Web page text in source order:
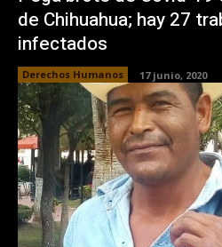
de Chihuahua; hay 27
infectados
Derechos Humanos 17 junio, 2020